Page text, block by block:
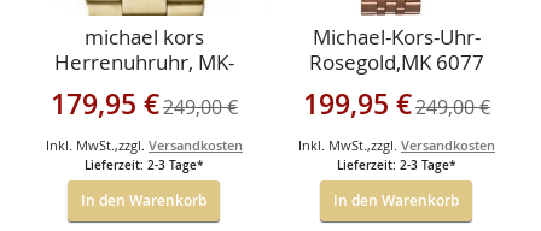
michael kors
Herrenuhruhr, MK-
8338-Herren-
Chronograph
Sonderangebot
179,95 €249,00 €
Inkl. MwSt.,zzgl. Versandkosten
Lieferzeit: 2-3 Tage*
In den Warenkorb
Michael-Kors-Uhr-
Rosegold,MK 6077
Sonderangebot
199,95 €249,00 €
Inkl. MwSt.,zzgl. Versandkosten
Lieferzeit: 2-3 Tage*
In den Warenkorb